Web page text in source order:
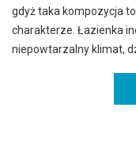
gdyż taka kompozycja
charakterze. Łazienka
niepowtarzalny klimat,